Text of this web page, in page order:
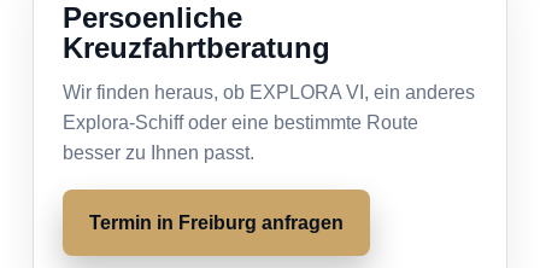
Persoenliche
Kreuzfahrtberatung
Wir finden heraus, ob EXPLORA VI, ein anderes
Explora-Schiff oder eine bestimmte Route
besser zu Ihnen passt.
Termin in Freiburg anfragen